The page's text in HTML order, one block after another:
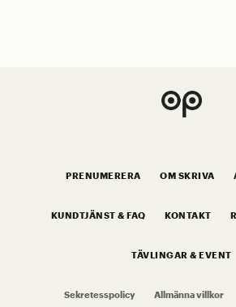
PRENUMERERA OM SKRIVA
KUNDTJÄNST & FAQ KONTAKT
TÄVLINGAR & EVENT
Sekretesspolicy Allmänna villkor